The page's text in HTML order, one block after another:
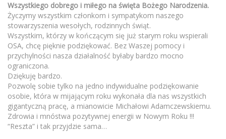
Wszystkiego dobrego i miłego na święta Bożego Narodzenia.
Życzymy wszystkim członkom i sympatykom naszego
stowarzyszenia wesołych, rodzinnych świąt.
Wszystkim, którzy w kończącym się już starym roku wspierali
OSA, chcę pięknie podziękować. Bez Waszej pomocy i
przychylności nasza działalność byłaby bardzo mocno
ograniczona.
Dziękuję bardzo.
Pozwolę sobie tylko na jedno indywidualne podziękowanie
osobie, która w mijającym roku wykonała dla nas wszystkich
gigantyczną pracę, a mianowicie Michałowi Adamczewskiemu.
Zdrowia i mnóstwa pozytywnej energii w Nowym Roku !!!
“Reszta” i tak przyjdzie sama…